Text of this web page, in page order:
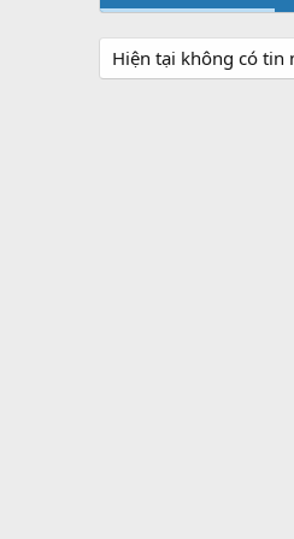
Hiện tại không có tin